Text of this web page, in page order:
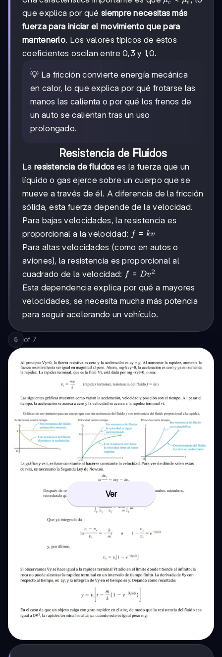
<
\mu_e
c e
que explica por quésiempre necesitas más
fuerza para iniciar el movimiento que para
mantenerlo. Los valores típicos de estos
coeficientes oscilan entre 0,3 y 1,0.
💡 La fricción convierte energía mecánica
en calor, lo que explica por qué frotarse las
manos las calienta o por qué los frenos de
un auto se calientan tras un uso
prolongado.
Resistencia de Fluidos
La resistencia de fluidos es la fuerza que un
líquido o gas ejerce sobre un cuerpo que se
mueve a través de él. A diferencia de la fricción
sólida, esta fuerza depende de la velocidad.
Para bajas velocidades, la resistencia es
proporcional a la velocidad: f
=
kv
f = kv
Para altas velocidades (como en autos o
aviones), la resistencia es proporcional al
cuadrado de la velocidad: f =
Dv^2
f = Dv2
Esta dependencia explica por qué a mayores
velocidades, se necesita mucha más potencia
para seguir acelerando un vehículo.
5 of 7
Ver